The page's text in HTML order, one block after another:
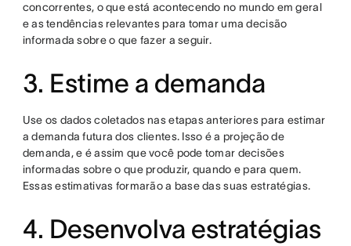
concorrentes, o que está acontecendo no mundo em geral
e as tendências relevantes para tomar uma decisão
informada sobre o que fazer a seguir.
3. Estime a demanda
Use os dados coletados nas etapas anteriores para estimar
a demanda futura dos clientes. Isso é a projeção de
demanda, e é assim que você pode tomar decisões
informadas sobre o que produzir, quando e para quem.
Essas estimativas formarão a base das suas estratégias.
4. Desenvolva estratégias